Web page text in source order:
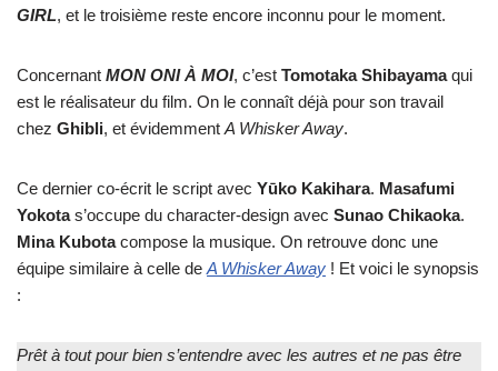
GIRL, et le troisième reste encore inconnu pour le moment.
Concernant MON ONI À MOI, c’est Tomotaka Shibayamaqui
est le réalisateur du film. On le connaît déjà pour son travail
chez Ghibli, et évidemmentA Whisker Away.
Ce dernier co-écrit le script avec Yūko Kakihara. Masafumi
Yokotas’occupe du character-design avec Sunao Chikaoka.
Mina Kubotacompose la musique. On retrouve donc une
équipe similaire à celle deA Whisker Away ! Et voici le synopsis
:
Prêt à tout pour bien s’entendre avec les autres et ne pas être